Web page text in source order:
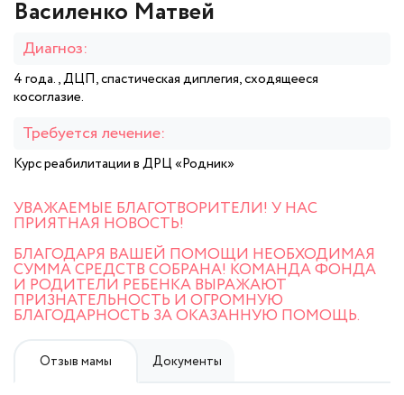
Василенко Матвей
Диагноз:
4 года., ДЦП, спастическая диплегия, сходящееся
косоглазие.
Требуется лечение:
Курс реабилитации в ДРЦ «Родник»
УВАЖАЕМЫЕ БЛАГОТВОРИТЕЛИ! У НАС
ПРИЯТНАЯ НОВОСТЬ!
БЛАГОДАРЯ ВАШЕЙ ПОМОЩИ НЕОБХОДИМАЯ
СУММА СРЕДСТВ СОБРАНА! КОМАНДА ФОНДА
И РОДИТЕЛИ РЕБЕНКА ВЫРАЖАЮТ
ПРИЗНАТЕЛЬНОСТЬ И ОГРОМНУЮ
БЛАГОДАРНОСТЬ ЗА ОКАЗАННУЮ ПОМОЩЬ.
Отзыв мамы Документы